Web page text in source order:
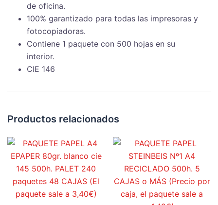
de oficina.
100% garantizado para todas las impresoras y
fotocopiadoras.
Contiene 1 paquete con 500 hojas en su
interior.
CIE 146
Productos relacionados